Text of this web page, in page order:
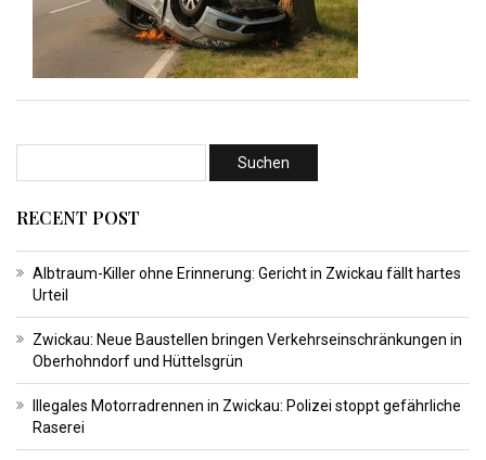
RECENT POST
Albtraum-Killer ohne Erinnerung: Gericht in Zwickau fällt hartes
Urteil
Zwickau: Neue Baustellen bringen Verkehrseinschränkungen in
Oberhohndorf und Hüttelsgrün
Illegales Motorradrennen in Zwickau: Polizei stoppt gefährliche
Raserei